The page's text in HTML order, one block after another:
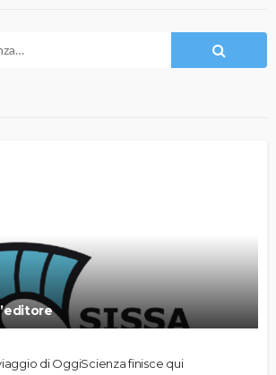
di OggiScienza finisce qui